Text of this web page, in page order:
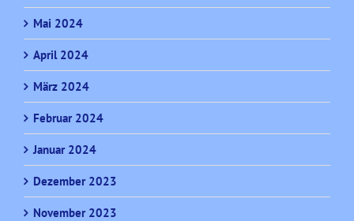
Mai 2024
April 2024
März 2024
Februar 2024
Januar 2024
Dezember 2023
November 2023